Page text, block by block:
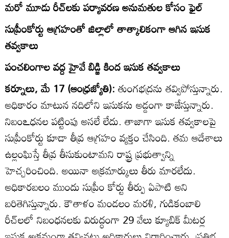
మరో మూడు రీచ్‌లకు పర్యావరణ అనుమతుల కోసం ఫైల్‌
సుప్రీంకోర్టు ఆగ్రహంతో జిల్లాలో తాత్కాలికంగా ఆగిన ఇసుక
తవ్వకాలు
పంచలింగాల వద్ద హైవే బిడ్జి కింద ఇసుక తవ్వకాలు
కర్నూలు, మే 17 (ఆంధ్రజ్యోతి):తుంగభద్రను తవ్విపోస్తున్నారు.
అధికారం మాటున నదిలోని ఇసుకను అడ్డంగా కాజేస్తున్నారు.
నిబంఽధనల పట్టింపు అసలే లేదు. తాజాగా ఇసుక తవ్వకాలపై
సుప్రీంకోర్టు కూడా తీవ్ర ఆగ్రహం వ్యక్తం చేసింది. తమ ఆదేశాలు
ఉల్లంఘిస్తే తీవ్ర తీసుకుంటామని రాష్ట్ర ప్రభుత్వాన్ని
హెచ్చరించింది. అయినా అక్రమార్కులు తీరు మారలేదు.
అధికారబలం ముందు సుప్రీం కోర్టు తీర్పు ఏపాటి అని
బరితెగిస్తున్నారు. కౌతాళం మండలం మరళి, గుడికంబాలి
రీచ్‌లలో నిబంధనలకు విరుద్ధంగా 29 వేలు క్యూబిక్‌ మీటర్ల